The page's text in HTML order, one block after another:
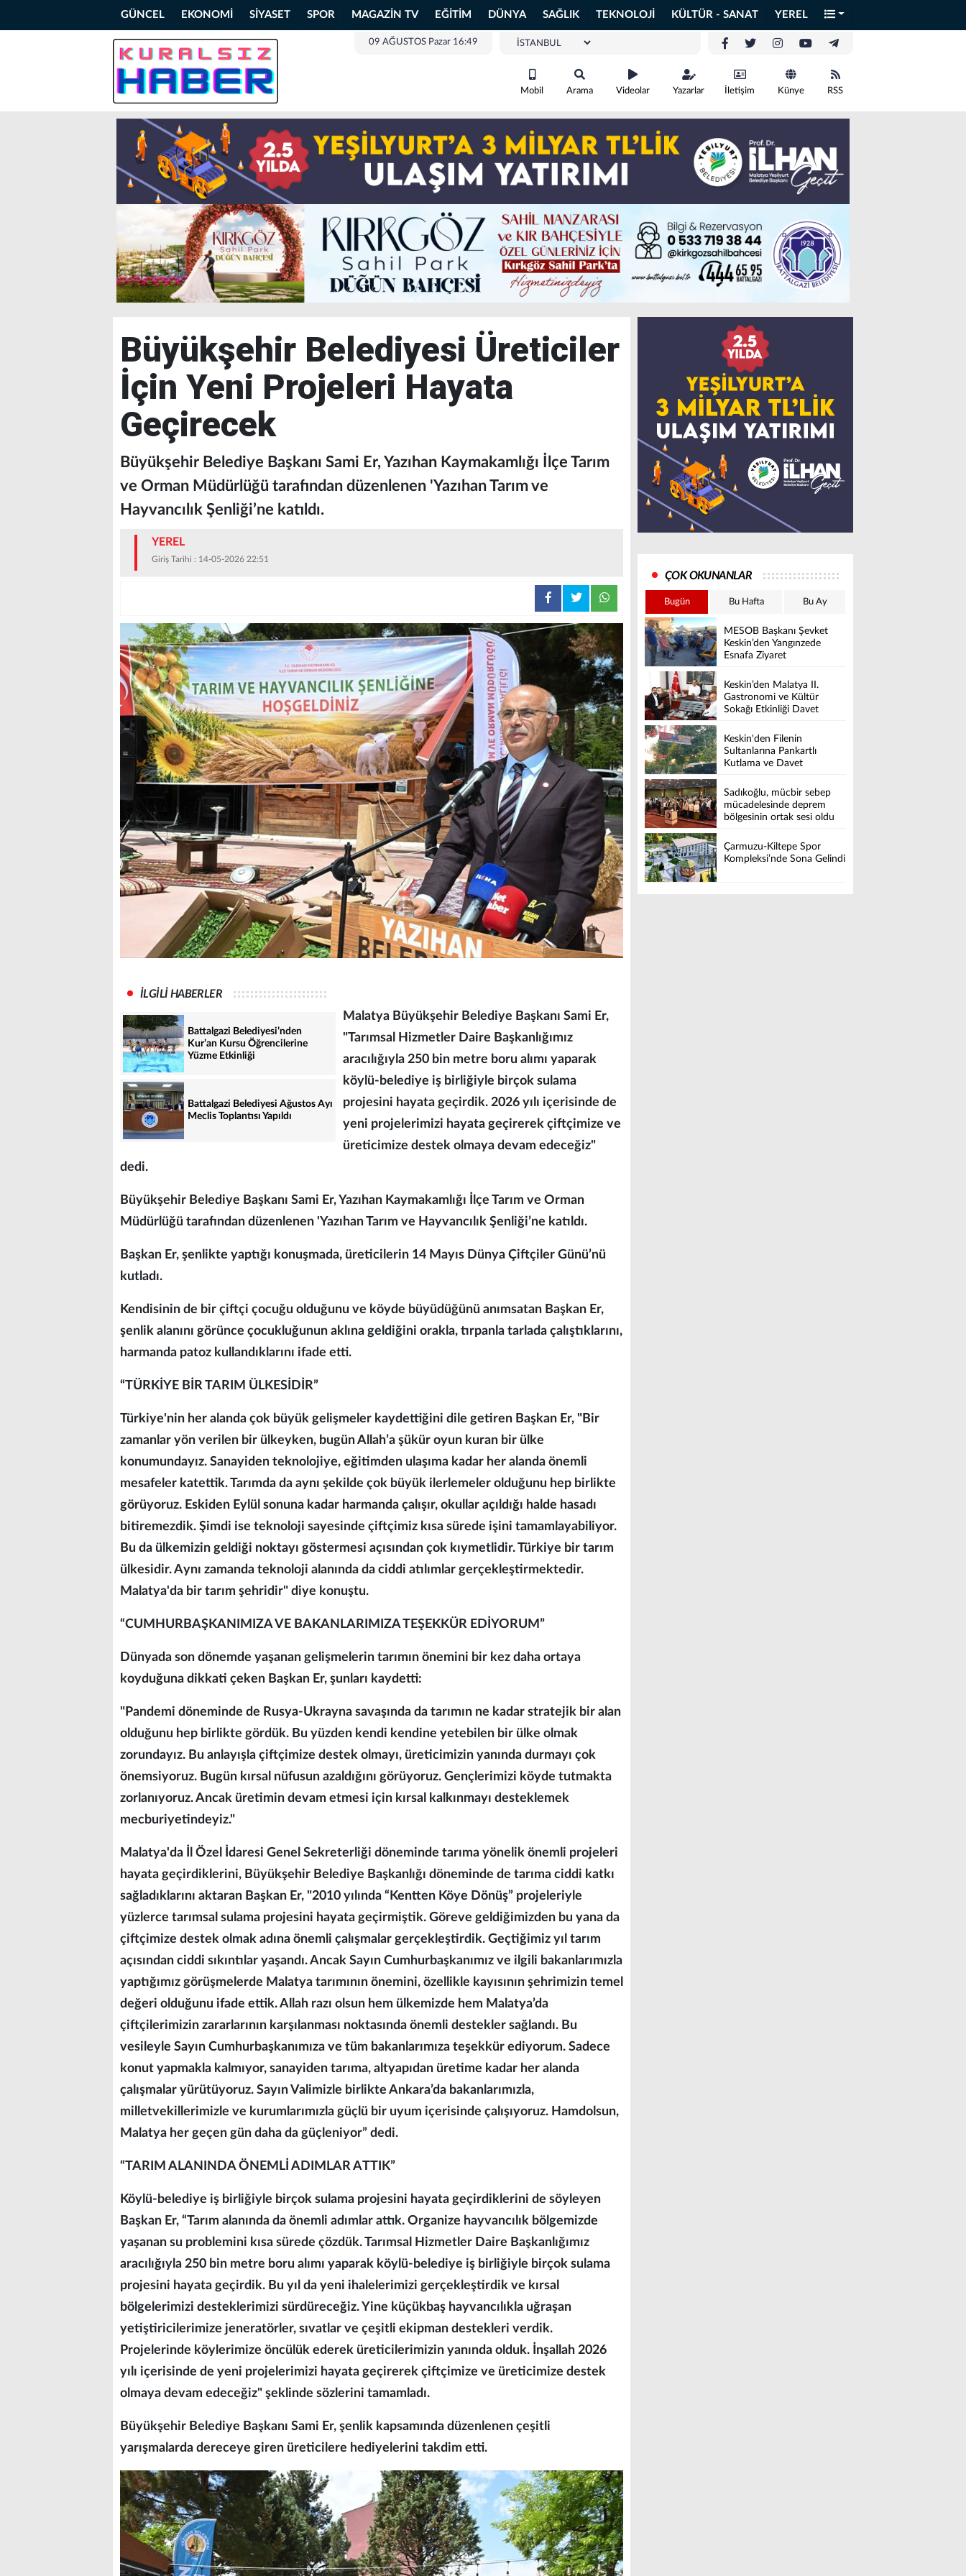
GÜNCEL EKONOMİ SİYASET SPOR MAGAZİN TV EĞİTİM DÜNYA SAĞLIK TEKNOLOJİ KÜLTÜR - SANAT YEREL
09 AĞUSTOS Pazar 16:49
Mobil Arama Videolar Yazarlar İletişim Künye RSS
Büyükşehir Belediyesi Üreticiler
İçin Yeni Projeleri Hayata
Geçirecek
Büyükşehir Belediye Başkanı Sami Er, Yazıhan Kaymakamlığı İlçe Tarım
ve Orman Müdürlüğü tarafından düzenlenen 'Yazıhan Tarım ve
Hayvancılık Şenliği’ne katıldı.
YEREL
Giriş Tarihi : 14-05-2026 22:51
İLGİLİ HABERLER
Battalgazi Belediyesi’nden
Kur’an Kursu Öğrencilerine
Yüzme Etkinliği
Battalgazi Belediyesi Ağustos Ayı
Meclis Toplantısı Yapıldı
Malatya Büyükşehir Belediye Başkanı Sami Er,
"Tarımsal Hizmetler Daire Başkanlığımız
aracılığıyla 250 bin metre boru alımı yaparak
köylü-belediye iş birliğiyle birçok sulama
projesini hayata geçirdik. 2026 yılı içerisinde de
yeni projelerimizi hayata geçirerek çiftçimize ve
üreticimize destek olmaya devam edeceğiz"
dedi.
Büyükşehir Belediye Başkanı Sami Er, Yazıhan Kaymakamlığı İlçe Tarım ve Orman
Müdürlüğü tarafından düzenlenen 'Yazıhan Tarım ve Hayvancılık Şenliği’ne katıldı.
Başkan Er, şenlikte yaptığı konuşmada, üreticilerin 14 Mayıs Dünya Çiftçiler Günü’nü
kutladı.
Kendisinin de bir çiftçi çocuğu olduğunu ve köyde büyüdüğünü anımsatan Başkan Er,
şenlik alanını görünce çocukluğunun aklına geldiğini orakla, tırpanla tarlada çalıştıklarını,
harmanda patoz kullandıklarını ifade etti.
“TÜRKİYE BİR TARIM ÜLKESİDİR”
Türkiye'nin her alanda çok büyük gelişmeler kaydettiğini dile getiren Başkan Er, "Bir
zamanlar yön verilen bir ülkeyken, bugün Allah’a şükür oyun kuran bir ülke
konumundayız. Sanayiden teknolojiye, eğitimden ulaşıma kadar her alanda önemli
mesafeler katettik. Tarımda da aynı şekilde çok büyük ilerlemeler olduğunu hep birlikte
görüyoruz. Eskiden Eylül sonuna kadar harmanda çalışır, okullar açıldığı halde hasadı
bitiremezdik. Şimdi ise teknoloji sayesinde çiftçimiz kısa sürede işini tamamlayabiliyor.
Bu da ülkemizin geldiği noktayı göstermesi açısından çok kıymetlidir. Türkiye bir tarım
ülkesidir. Aynı zamanda teknoloji alanında da ciddi atılımlar gerçekleştirmektedir.
Malatya'da bir tarım şehridir" diye konuştu.
“CUMHURBAŞKANIMIZA VE BAKANLARIMIZA TEŞEKKÜR EDİYORUM”
Dünyada son dönemde yaşanan gelişmelerin tarımın önemini bir kez daha ortaya
koyduğuna dikkati çeken Başkan Er, şunları kaydetti:
"Pandemi döneminde de Rusya-Ukrayna savaşında da tarımın ne kadar stratejik bir alan
olduğunu hep birlikte gördük. Bu yüzden kendi kendine yetebilen bir ülke olmak
zorundayız. Bu anlayışla çiftçimize destek olmayı, üreticimizin yanında durmayı çok
önemsiyoruz. Bugün kırsal nüfusun azaldığını görüyoruz. Gençlerimizi köyde tutmakta
zorlanıyoruz. Ancak üretimin devam etmesi için kırsal kalkınmayı desteklemek
mecburiyetindeyiz."
Malatya'da İl Özel İdaresi Genel Sekreterliği döneminde tarıma yönelik önemli projeleri
hayata geçirdiklerini, Büyükşehir Belediye Başkanlığı döneminde de tarıma ciddi katkı
sağladıklarını aktaran Başkan Er, "2010 yılında “Kentten Köye Dönüş” projeleriyle
yüzlerce tarımsal sulama projesini hayata geçirmiştik. Göreve geldiğimizden bu yana da
çiftçimize destek olmak adına önemli çalışmalar gerçekleştirdik. Geçtiğimiz yıl tarım
açısından ciddi sıkıntılar yaşandı. Ancak Sayın Cumhurbaşkanımız ve ilgili bakanlarımızla
yaptığımız görüşmelerde Malatya tarımının önemini, özellikle kayısının şehrimizin temel
değeri olduğunu ifade ettik. Allah razı olsun hem ülkemizde hem Malatya’da
çiftçilerimizin zararlarının karşılanması noktasında önemli destekler sağlandı. Bu
vesileyle Sayın Cumhurbaşkanımıza ve tüm bakanlarımıza teşekkür ediyorum. Sadece
konut yapmakla kalmıyor, sanayiden tarıma, altyapıdan üretime kadar her alanda
çalışmalar yürütüyoruz. Sayın Valimizle birlikte Ankara’da bakanlarımızla,
milletvekillerimizle ve kurumlarımızla güçlü bir uyum içerisinde çalışıyoruz. Hamdolsun,
Malatya her geçen gün daha da güçleniyor” dedi.
“TARIM ALANINDA ÖNEMLİ ADIMLAR ATTIK”
Köylü-belediye iş birliğiyle birçok sulama projesini hayata geçirdiklerini de söyleyen
Başkan Er, “Tarım alanında da önemli adımlar attık. Organize hayvancılık bölgemizde
yaşanan su problemini kısa sürede çözdük. Tarımsal Hizmetler Daire Başkanlığımız
aracılığıyla 250 bin metre boru alımı yaparak köylü-belediye iş birliğiyle birçok sulama
projesini hayata geçirdik. Bu yıl da yeni ihalelerimizi gerçekleştirdik ve kırsal
bölgelerimizi desteklerimizi sürdüreceğiz. Yine küçükbaş hayvancılıkla uğraşan
yetiştiricilerimize jeneratörler, sıvatlar ve çeşitli ekipman destekleri verdik.
Projelerinde köylerimize öncülük ederek üreticilerimizin yanında olduk. İnşallah 2026
yılı içerisinde de yeni projelerimizi hayata geçirerek çiftçimize ve üreticimize destek
olmaya devam edeceğiz" şeklinde sözlerini tamamladı.
Büyükşehir Belediye Başkanı Sami Er, şenlik kapsamında düzenlenen çeşitli
yarışmalarda dereceye giren üreticilere hediyelerini takdim etti.
ÇOK OKUNANLAR
Bugün Bu Hafta Bu Ay
MESOB Başkanı Şevket
Keskin’den Yangınzede
Esnafa Ziyaret
Keskin’den Malatya II.
Gastronomi ve Kültür
Sokağı Etkinliği Davet
Keskin'den Filenin
Sultanlarına Pankartlı
Kutlama ve Davet
Sadıkoğlu, mücbir sebep
mücadelesinde deprem
bölgesinin ortak sesi oldu
Çarmuzu-Kiltepe Spor
Kompleksi’nde Sona Gelindi